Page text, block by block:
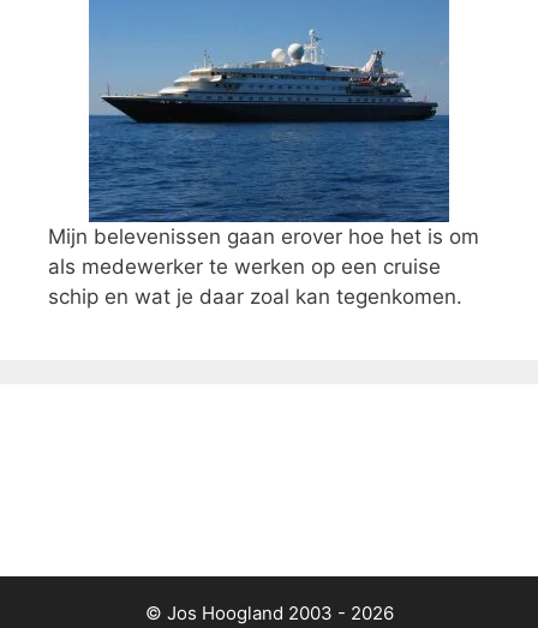
Mijn belevenissen gaan erover hoe het is om
als medewerker te werken op een cruise
schip en wat je daar zoal kan tegenkomen.
© Jos Hoogland 2003 - 2026